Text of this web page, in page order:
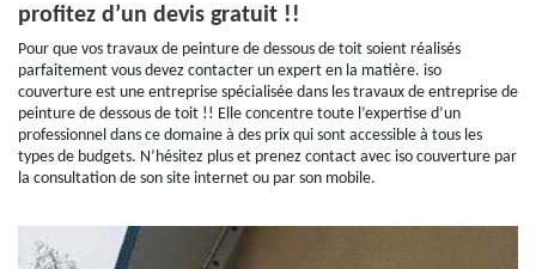
profitez d’un devis gratuit !!
Pour que vos travaux de peinture de dessous de toit soient réalisés
parfaitement vous devez contacter un expert en la matière. iso
couverture est une entreprise spécialisée dans les travaux de entreprise de
peinture de dessous de toit !! Elle concentre toute l’expertise d’un
professionnel dans ce domaine à des prix qui sont accessible à tous les
types de budgets. N’hésitez plus et prenez contact avec iso couverture par
la consultation de son site internet ou par son mobile.